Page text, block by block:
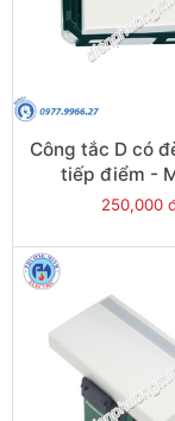
Công tắc D có
tiếp điểm -
250,000